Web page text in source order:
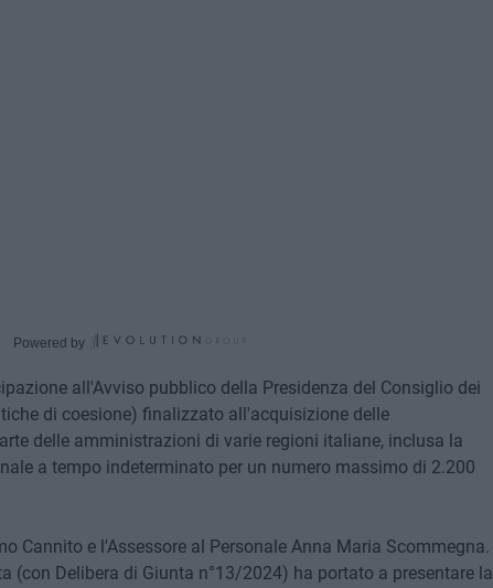
Powered by
all'Avviso pubblico della Presidenza del Consiglio dei
di coesione) finalizzato all'acquisizione delle
delle amministrazioni di varie regioni italiane, inclusa la
a tempo indeterminato per un numero massimo di 2.200
Cannito e l'Assessore al Personale Anna Maria Scommegna.
(con Delibera di Giunta n°13/2024) ha portato a presentare la